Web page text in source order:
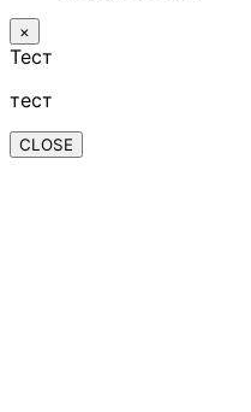
×
Тест
тест
CLOSE